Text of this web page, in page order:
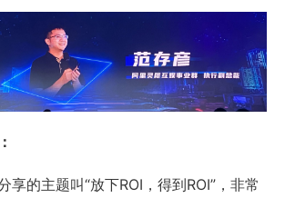
享的主题叫“放下ROI，得到ROI”，非常